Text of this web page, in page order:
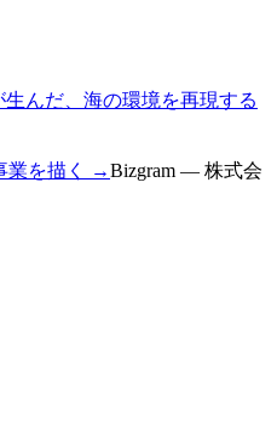
んだ、海の環境を再現する
業を描く →Bizgram — 株式会